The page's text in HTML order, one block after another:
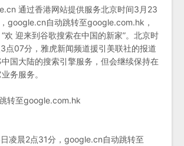
通过香港网站提供服务北京时间3月23
google.cn自动跳转至google.com.hk，
欢 迎来到谷歌搜索在中国的新家”。北京时
点07分，雅虎新闻频道援引美联社的报道
国大陆的搜索引擎服务，但会继续保持在
务服务。
转至google.com.hk
凌晨2点31分，google.cn自动跳转至